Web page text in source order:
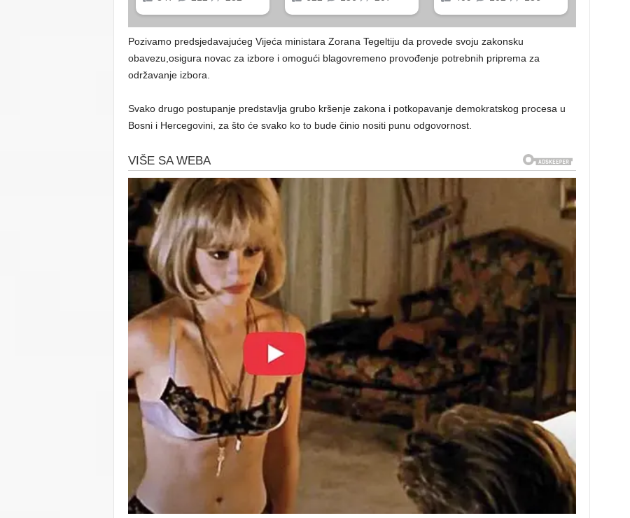
Pozivamo predsjedavajućeg Vijeća ministara Zorana Tegeltiju da provede svoju zakonsku
obavezu,osigura novac za izbore i omogući blagovremeno provođenje potrebnih priprema za
održavanje izbora.
Svako drugo postupanje predstavlja grubo kršenje zakona i potkopavanje demokratskog procesa u
Bosni i Hercegovini, za što će svako ko to bude činio nositi punu odgovornost.